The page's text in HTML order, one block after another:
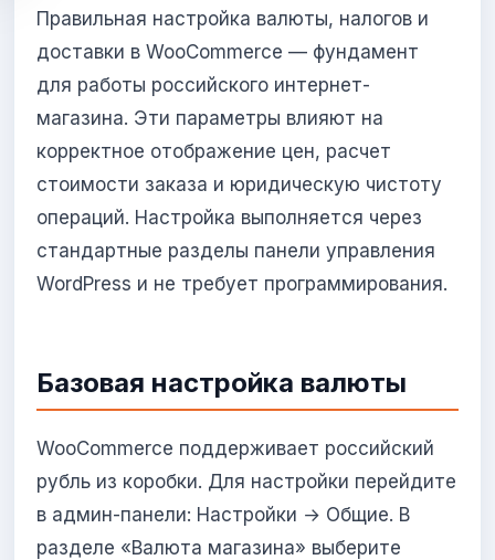
Правильная настройка валюты, налогов и
доставки в WooCommerce — фундамент
для работы российского интернет-
магазина. Эти параметры влияют на
корректное отображение цен, расчет
стоимости заказа и юридическую чистоту
операций. Настройка выполняется через
стандартные разделы панели управления
WordPress и не требует программирования.
Базовая настройка валюты
WooCommerce поддерживает российский
рубль из коробки. Для настройки перейдите
в админ-панели: Настройки → Общие. В
разделе «Валюта магазина» выберите